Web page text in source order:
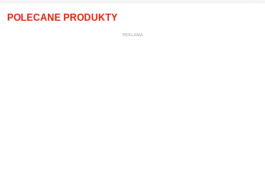
POLECANE PRODUKTY
REKLAMA